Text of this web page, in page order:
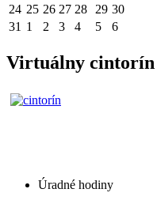
24 25 26 27 28 29 30
31 1 2 3 4 5 6
Virtuálny cintorín
Úradné hodiny